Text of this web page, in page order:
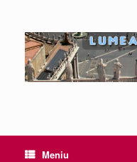
Meniu